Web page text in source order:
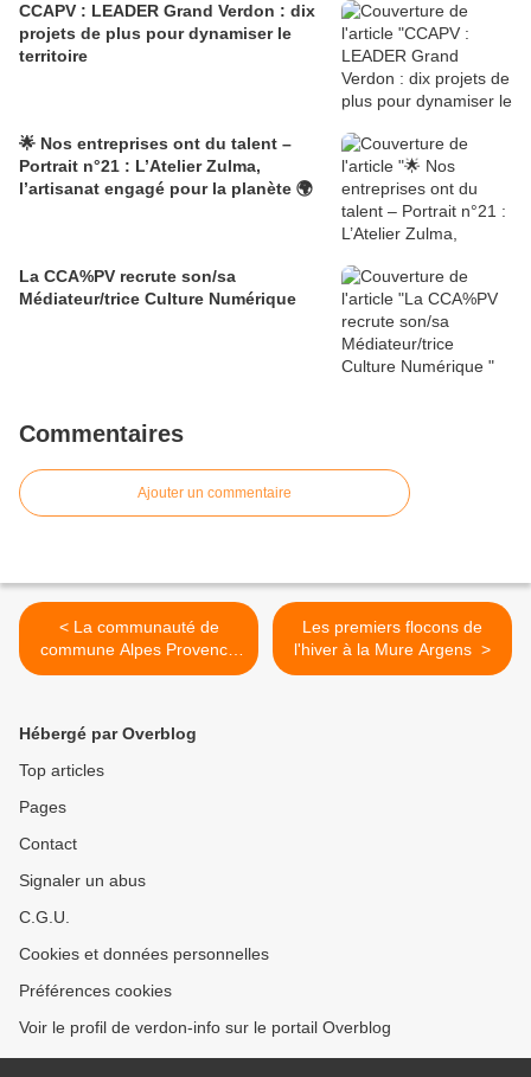
CCAPV : LEADER Grand Verdon : dix
projets de plus pour dynamiser le
territoire
🌟 Nos entreprises ont du talent –
Portrait n°21 : L’Atelier Zulma,
l’artisanat engagé pour la planète 🌍
La CCA%PV recrute son/sa
Médiateur/trice Culture Numérique
Commentaires
Ajouter un commentaire
< La communauté de
commune Alpes Provence
Verdon poursuit son
Les premiers flocons de
l'hiver à la Mure Argens >
Hébergé par Overblog
Top articles
Pages
Contact
Signaler un abus
C.G.U.
Cookies et données personnelles
Préférences cookies
Voir le profil de verdon-info sur le portail Overblog